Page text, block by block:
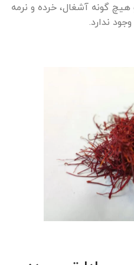
گونه آشغال، خرده و نرمه
ندارد.